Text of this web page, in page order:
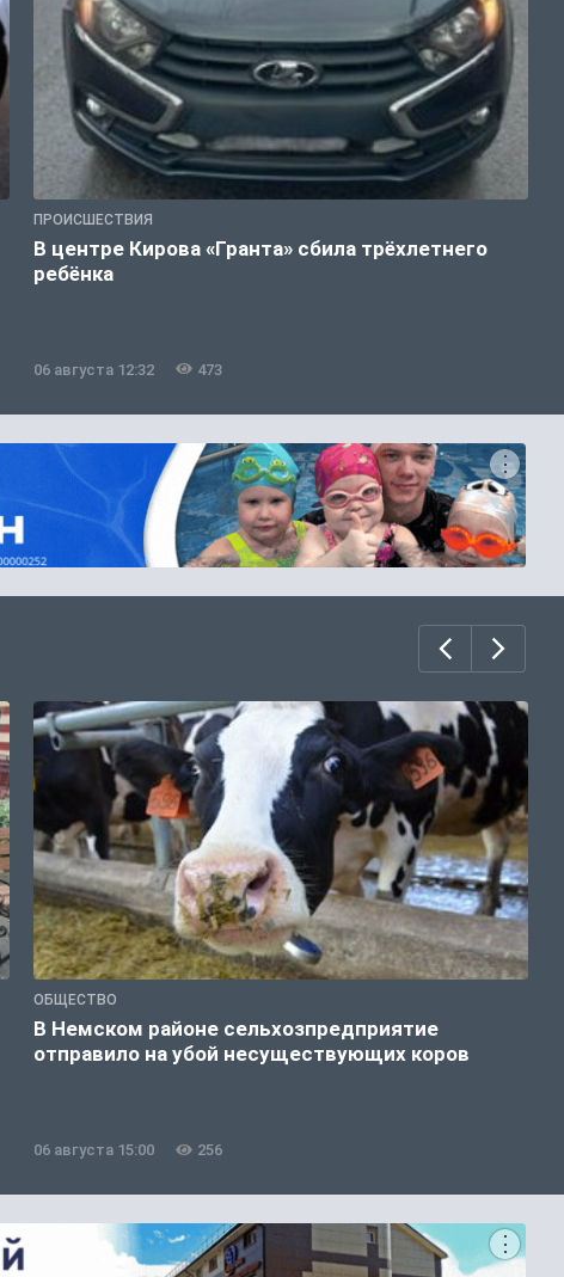
ПРОИСШЕСТВИЯ
В центре Кирова «Гранта» сбила трёхлетнего
ребёнка
06 августа 12:32 473
ОБЩЕСТВО
В Немском районе сельхозпредприятие
отправило на убой несуществующих коров
06 августа 15:00 256